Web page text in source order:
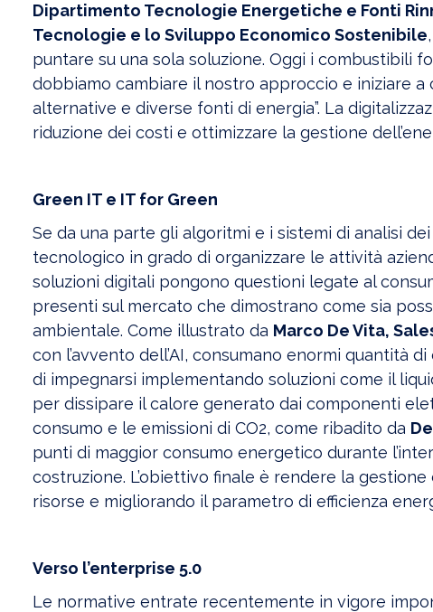
Dipartimento Tecnologie Energetiche e Fonti
Tecnologie e lo Sviluppo Economico Sostenibile
puntare su una sola soluzione. Oggi i combustibili
dobbiamo cambiare il nostro approccio e iniziare
alternative e diverse fonti di energia”. La
riduzione dei costi e ottimizzare la gestione
Green IT e IT for Green
Se da una parte gli algoritmi e i sistemi di analisi
tecnologico in grado di organizzare le attività
soluzioni digitali pongono questioni legate al
presenti sul mercato che dimostrano come sia
ambientale. Come illustrato da Marco De Vita,
con l’avvento dell’AI, consumano enormi quantità
di impegnarsi implementando soluzioni come il
per dissipare il calore generato dai componenti
consumo e le emissioni di CO2, come ribadito da
punti di maggior consumo energetico durante
costruzione. L’obiettivo finale è rendere la
risorse e migliorando il parametro di efficienza
Verso l’enterprise 5.0
Le normative entrate recentemente in vigore